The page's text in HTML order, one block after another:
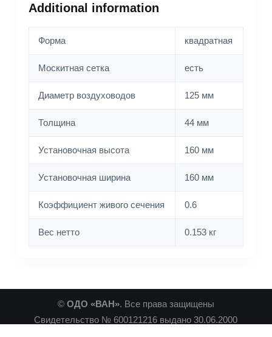
Additional information
Форма квадратная
Москитная сетка есть
Диаметр воздуховодов 125 мм
Толщина 44 мм
Установочная высота 160 мм
Установочная ширина 160 мм
Коэффициент живого сечения 0.6
Вес нетто 0.153 кг
© ОДО «ВАН». Все права защищены
Свидетельство № 600121216 выдано 30.06.2000